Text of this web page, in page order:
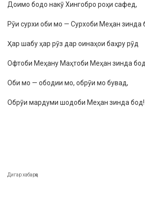
Доимо бодо накӯ Хингобро роҳи сафед,
Рӯи сурхи оби мо — Сурхоби Меҳан зинда
Ҳар шабу ҳар рӯз дар оинаҳои баҳру рӯд
Офтоби Меҳану Маҳтоби Меҳан зинда
Оби мо — ободии мо, обрӯи мо бувад,
Обрӯи мардуми шодоби Меҳан зинда бод!
Дигар хабарҳо